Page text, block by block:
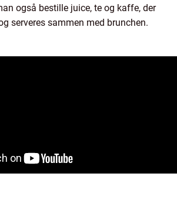
også bestille juice, te og kaffe, der
serveres sammen med brunchen.